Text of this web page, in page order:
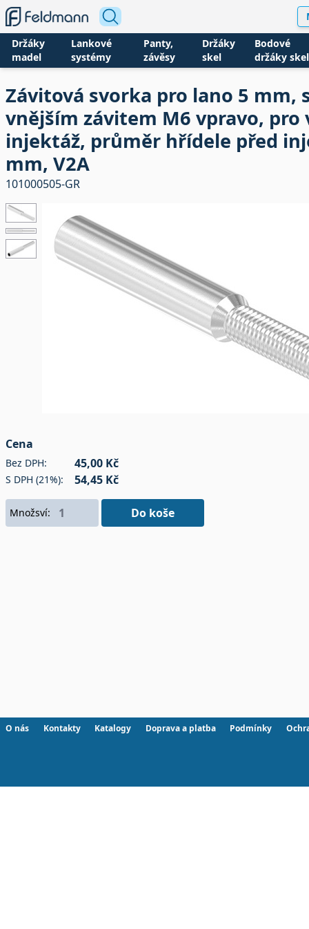
Držáky
madel
Lankové
systémy
Panty,
závěsy
Držáky
skel
Bodové
držáky skel
Závitová svorka pro lano 5 mm,
vnějším závitem M6 vpravo, pro
injektáž, průměr hřídele před
mm, V2A
101000505-GR
Cena
Bez DPH: 45,00 Kč
S DPH (21%): 54,45 Kč
Množsví: Do koše
O nás Kontakty Katalogy Doprava a platba Podmínky